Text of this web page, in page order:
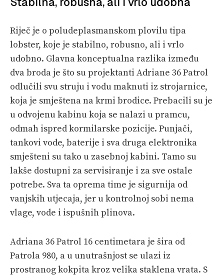
Riječ je o poludeplasmanskom plovilu tipa
lobster, koje je stabilno, robusno, ali i vrlo
udobno. Glavna konceptualna razlika između
dva broda je što su projektanti Adriane 36 Patrol
odlučili svu struju i vodu maknuti iz strojarnice,
koja je smještena na krmi brodice. Prebacili su je
u odvojenu kabinu koja se nalazi u pramcu,
odmah ispred kormilarske pozicije. Punjači,
tankovi vode, baterije i sva druga elektronika
smješteni su tako u zasebnoj kabini. Tamo su
lakše dostupni za servisiranje i za sve ostale
potrebe. Sva ta oprema time je sigurnija od
vanjskih utjecaja, jer u kontrolnoj sobi nema
vlage, vode i ispušnih plinova.
Adriana 36 Patrol 16 centimetara je šira od
Patrola 980, a u unutrašnjost se ulazi iz
prostranog kokpita kroz velika staklena vrata. S